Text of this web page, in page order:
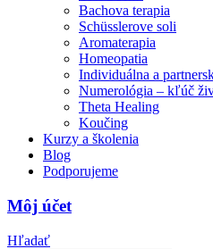
Bachova terapia
Schüsslerove soli
Aromaterapia
Homeopatia
Individuálna a
Numerológia – kľúč
Theta Healing
Koučing
Kurzy a školenia
Blog
Podporujeme
Môj účet
Hľadať